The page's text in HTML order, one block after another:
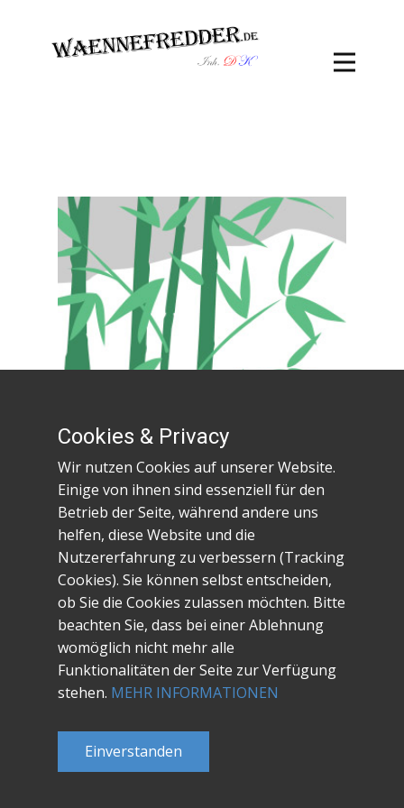
Überschrift Beitrag 5
10. März 2024
Beispiel kleiner Text. Lorem ipsum dolor
sit amet.
© 2024 Waennefredder.de - Inh. D K
Cookies & Privacy
Wir nutzen Cookies auf unserer Website.
Einige von ihnen sind essenziell für den
Betrieb der Seite, während andere uns
helfen, diese Website und die
Nutzererfahrung zu verbessern (Tracking
Cookies). Sie können selbst entscheiden,
ob Sie die Cookies zulassen möchten. Bitte
beachten Sie, dass bei einer Ablehnung
womöglich nicht mehr alle
Funktionalitäten der Seite zur Verfügung
stehen. MEHR INFORMATIONEN
Einverstanden